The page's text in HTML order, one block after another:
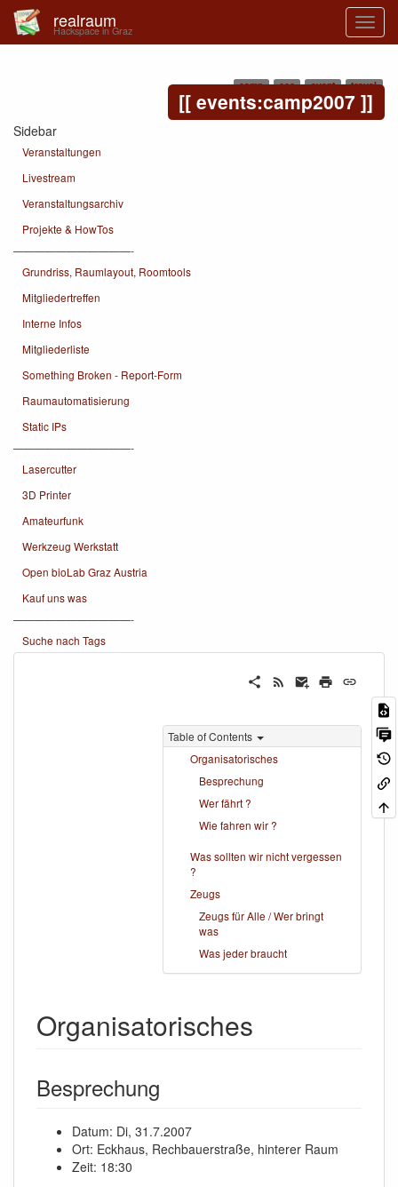
realraum
Hackspace in Graz
camp ccc event travel
events:camp2007
Sidebar
Veranstaltungen
Livestream
Veranstaltungsarchiv
Projekte & HowTos
———————————-
Grundriss, Raumlayout, Roomtools
Mitgliedertreffen
Interne Infos
Mitgliederliste
Something Broken - Report-Form
Raumautomatisierung
Static IPs
———————————-
Lasercutter
3D Printer
Amateurfunk
Werkzeug Werkstatt
Open bioLab Graz Austria
Kauf uns was
———————————-
Suche nach Tags
Table of Contents
Organisatorisches
Besprechung
Wer fährt ?
Wie fahren wir ?
Was sollten wir nicht vergessen
?
Zeugs
Zeugs für Alle / Wer bringt
was
Was jeder braucht
Organisatorisches
Besprechung
Datum: Di, 31.7.2007
Ort: Eckhaus, Rechbauerstraße, hinterer Raum
Zeit: 18:30